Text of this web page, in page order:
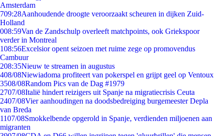
Amsterdam
709:28Aanhoudende droogte veroorzaakt scheuren in dijken Zuid-
Holland
008:59Van de Zandschulp overleeft matchpoints, ook Griekspoor
verder in Montreal
108:56Excelsior opent seizoen met ruime zege op promovendus
Cambuur
208:35Nieuw te streamen in augustus
408/08Niewiadoma profiteert van pokerspel en grijpt geel op Ventoux
3508/08Random Pics van de Dag #1979
2707/08Italië hindert reizigers uit Spanje na migratiecrisis Ceuta
2407/08Vier aanhoudingen na doodsbedreiging burgemeester Depla
van Breda
1107/08Smokkelbende opgerold in Spanje, verdienden miljoenen aan
migranten